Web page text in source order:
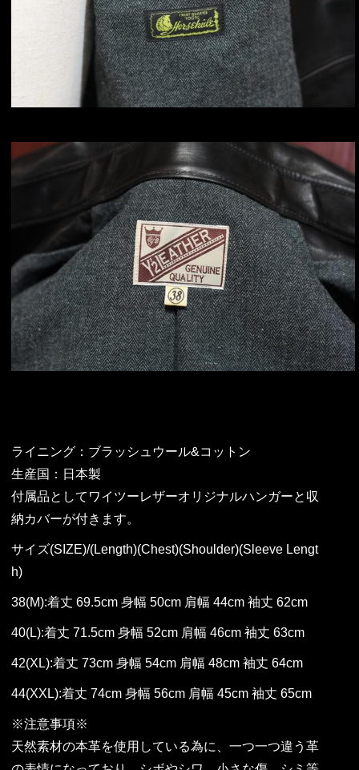
ライニング：ブラッシュウール&コットン
生産国：日本製
付属品としてワイツーレザーオリジナルハンガーと収
納カバーが付きます。
サイズ(SIZE)/(Length)(Chest)(Shoulder)(Sleeve Lengt
h)
38(M):着丈 69.5cm 身幅 50cm 肩幅 44cm 袖丈 62cm
40(L):着丈 71.5cm 身幅 52cm 肩幅 46cm 袖丈 63cm
42(XL):着丈 73cm 身幅 54cm 肩幅 48cm 袖丈 64cm
44(XXL):着丈 74cm 身幅 56cm 肩幅 45cm 袖丈 65cm
※注意事項※
天然素材の本革を使用している為に、一つ一つ違う革